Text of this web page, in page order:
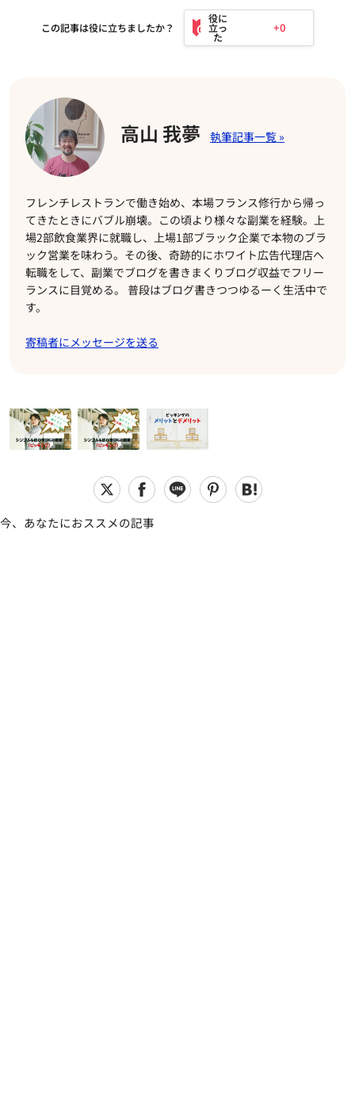
この記事は役に立ちましたか？ +0
高山 我夢
フレンチレストランで働き始め、本場フランス修行から帰っ
てきたときにバブル崩壊。この頃より様々な副業を経験。上
場2部飲食業界に就職し、上場1部ブラック企業で本物のブラ
ック営業を味わう。その後、奇跡的にホワイト広告代理店へ
転職をして、副業でブログを書きまくりブログ収益でフリー
ランスに目覚める。 普段はブログ書きつつゆるーく生活中で
す。
寄稿者にメッセージを送る
今、あなたにおススメの記事